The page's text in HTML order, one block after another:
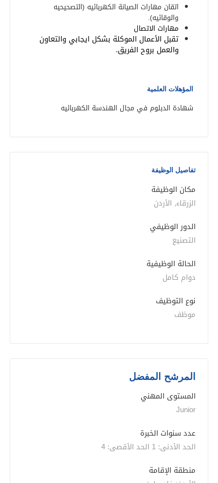
اتقان مهارات الصيانة الكهربائيه (التصحيحيه
والوقائيه).
مهارات الاتصال
تقبل الأعمال الموكلة بشكل ايجابي والتعاون
والعمل بروح الفريق.
المؤهلات العلمية
شهادة الدبلوم في مجال الهندسة الكهربائيه
تفاصيل الوظيفة
مكان الوظيفة
الزرقاء, الأردن
الدور الوظيفي
التصنيع
الحالة الوظيفية
دوام كامل
نوع التوظيف
موظف
المرشح المفضل
المستوى المهني
Junior
عدد سنوات الخبرة
الحد الأدنى: 1 الحد الأقصى: 4
منطقة الإقامة